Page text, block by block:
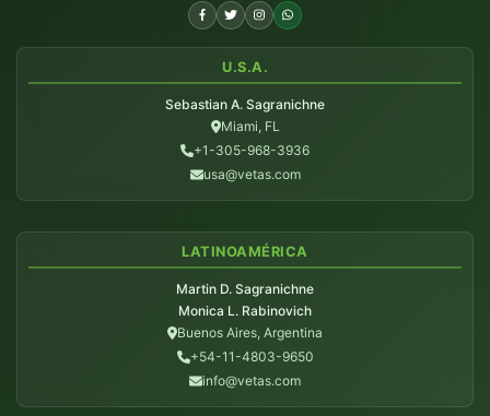
U.S.A.
Sebastian A. Sagranichne
Miami, FL
+1-305-968-3936
usa@vetas.com
LATINOAMÉRICA
Martin D. Sagranichne
Monica L. Rabinovich
Buenos Aires, Argentina
+54-11-4803-9650
info@vetas.com